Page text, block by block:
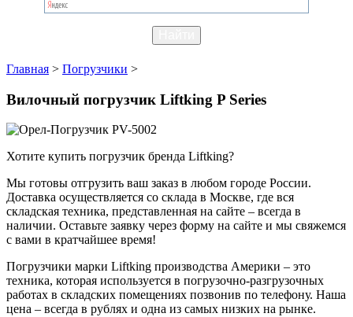
Главная > Погрузчики >
Вилочный погрузчик Liftking P Series
Хотите купить погрузчик бренда Liftking?
Мы готовы отгрузить ваш заказ в любом городе России.
Доставка осуществляется со склада в Москве, где вся
складская техника, представленная на сайте – всегда в
наличии. Оставьте заявку через форму на сайте и мы свяжемся
с вами в кратчайшее время!
Погрузчики марки Liftking производства Америки – это
техника, которая используется в погрузочно-разгрузочных
работах в складских помещениях позвонив по телефону. Наша
цена – всегда в рублях и одна из самых низких на рынке.